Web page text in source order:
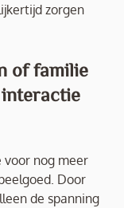
zorgen
of familie
voor nog meer
Door
de spanning